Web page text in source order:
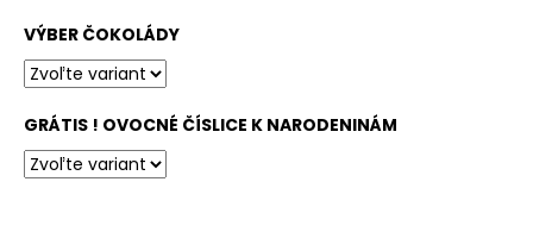
VÝBER ČOKOLÁDY
GRÁTIS ! OVOCNÉ ČÍSLICE K NARODENINÁM
HĽADAŤ